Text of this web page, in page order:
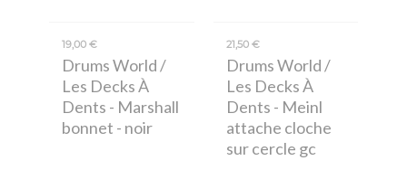
19,00 €
Drums World /
Les Decks À
Dents - Marshall
bonnet - noir
21,50 €
Drums World /
Les Decks À
Dents - Meinl
attache cloche
sur cercle gc